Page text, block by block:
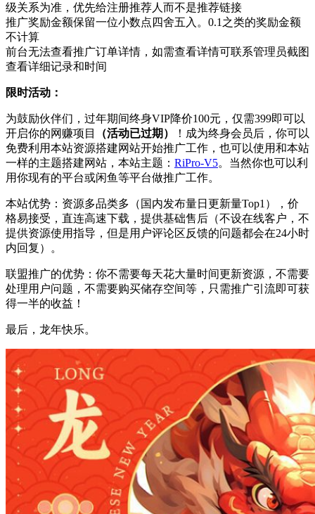
级关系为准，优先给注册推荐人而不是推荐链接
推广奖励金额保留一位小数点四舍五入。0.1之类的奖励金额
不计算
前台无法查看推广订单详情，如需查看详情可联系管理员截图
查看详细记录和时间
限时活动：
为鼓励伙伴们，过年期间终身VIP降价100元，仅需399即可以
开启你的网赚项目
（活动已过期）
！成为终身会员后，你可以
免费利用本站资源搭建网站开始推广工作，也可以使用和本站
一样的主题搭建网站，本站主题： RiPro-V5。当然你也可以利
用你现有的平台或闲鱼等平台做推广工作。
本站优势：资源多品类多（国内发布量日更新量Top1），价
格易接受，直连高速下载，提供基础售后（不设在线客户，不
提供资源使用指导，但是用户评论区反馈的问题都会在24小时
内回复）。
联盟推广的优势：你不需要每天花大量时间更新资源，不需要
处理用户问题，不需要购买储存空间等，只需推广引流即可获
得一半的收益！
最后，龙年快乐。